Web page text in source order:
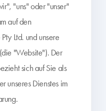
"uns" oder "unser"
auf den
Ltd. und unsere
"Website"). Der
sich auf Sie als
unseres Dienstes im